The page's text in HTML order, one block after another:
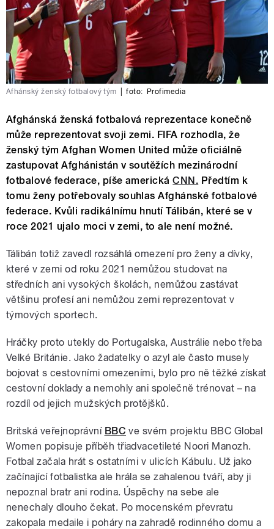
Afhánský ženský fotbalový tým foto: Profimedia
Afghánská ženská fotbalová reprezentace konečně
může reprezentovat svoji zemi. FIFA rozhodla, že
ženský tým Afghan Women United může oficiálně
zastupovat Afghánistán v soutěžích mezinárodní
fotbalové federace, píše americkáCNN. Předtím k
tomu ženy potřebovaly souhlas Afghánské fotbalové
federace. Kvůli radikálnímu hnutí Tálibán, které se v
roce 2021 ujalo moci v zemi, to ale není možné.
Tálibán totiž zavedl rozsáhlá omezení pro ženy a dívky,
které v zemi od roku 2021 nemůžou studovat na
středních ani vysokých školách, nemůžou zastávat
většinu profesí ani nemůžou zemi reprezentovat v
týmových sportech.
Hráčky proto utekly do Portugalska, Austrálie nebo třeba
Velké Británie. Jako žadatelky o azyl ale často musely
bojovat s cestovními omezeními, bylo pro ně těžké získat
cestovní doklady a nemohly ani společně trénovat – na
rozdíl od jejich mužských protějšků.
Britská veřejnoprávní BBC ve svém projektu BBC Global
Women popisuje příběh třiadvacetileté Noori Manozh.
Fotbal začala hrát s ostatními v ulicích Kábulu. Už jako
začínající fotbalistka ale hrála se zahalenou tváří, aby ji
nepoznal bratr ani rodina. Úspěchy na sebe ale
nenechaly dlouho čekat. Po mocenském převratu
zakopala medaile i poháry na zahradě rodinného domu a